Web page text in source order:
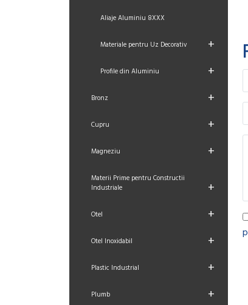
Aliaje Aluminiu 8XXX
Materiale pentru Uz Decorativ +
Profile din Aluminiu +
Bronz +
Cupru +
Magneziu +
Materii Prime pentru Constructii
Industriale
+
Otel +
Otel Inoxidabil +
Plastic Industrial +
Plumb +